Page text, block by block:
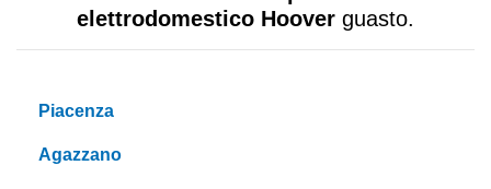
elettrodomestico Hoover guasto.
Piacenza
Agazzano